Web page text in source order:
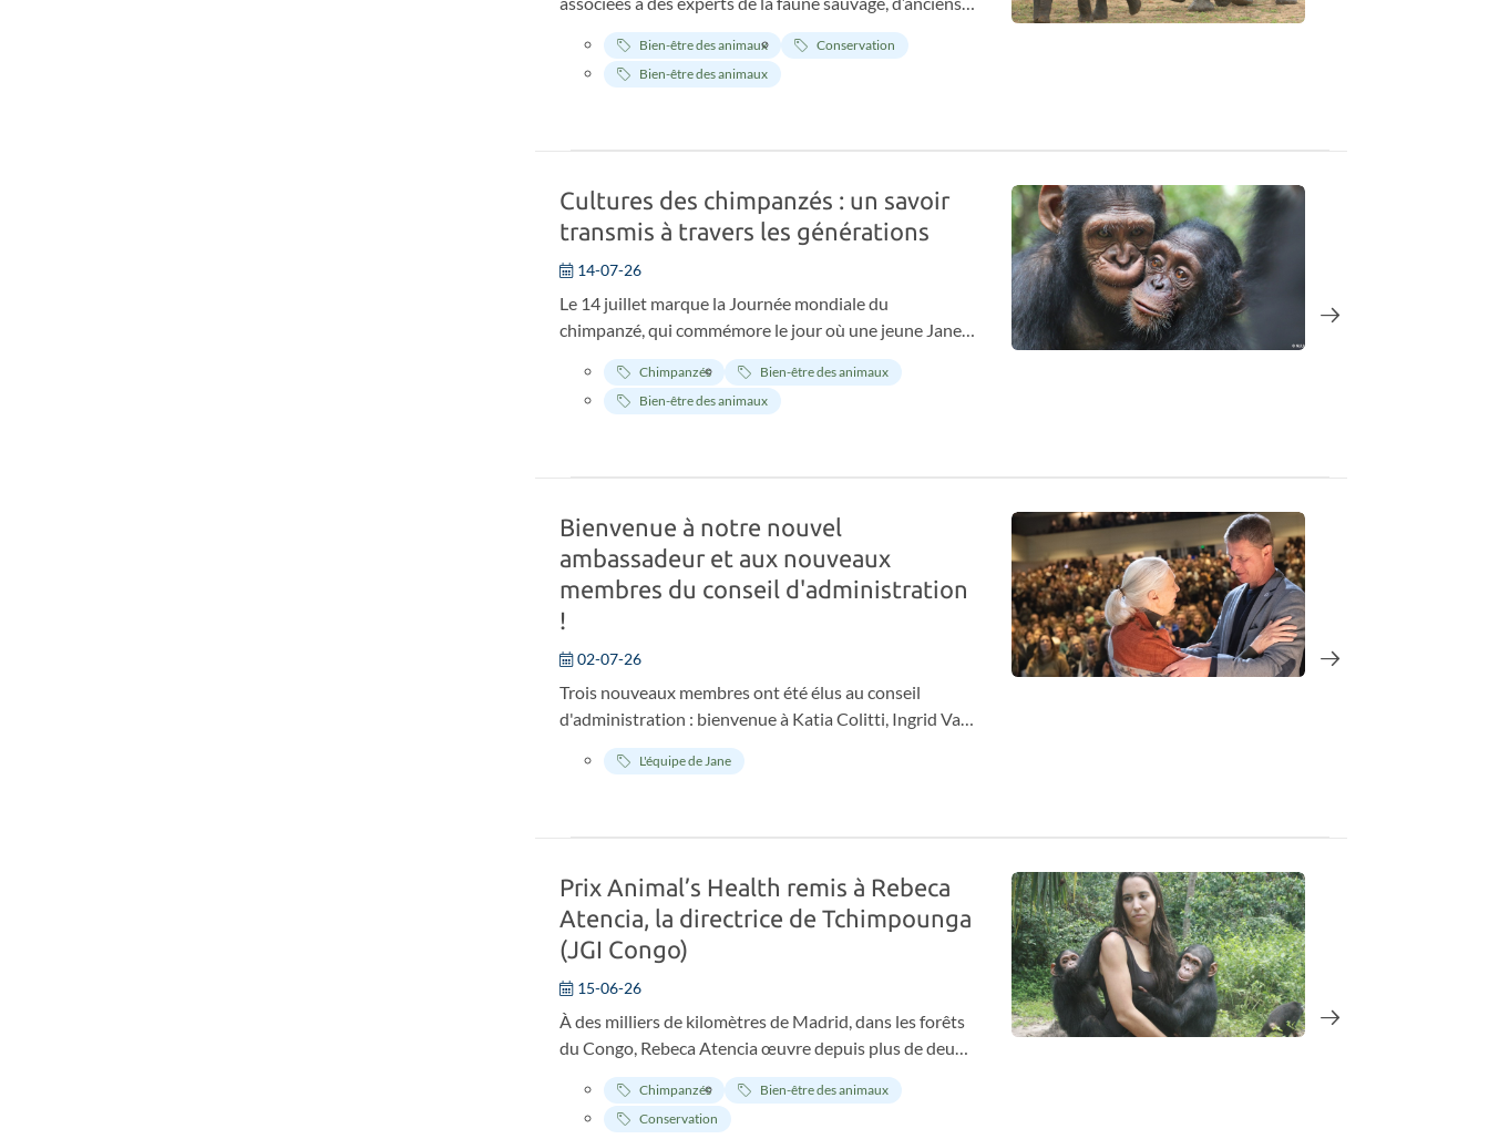
présidents, des dirigeants de communautés africaines,
des chefs religieux et des représentants des peuples
autochtones pour demander à l’ONU d’abolir la chasse
campagne.
Bien-être des animaux
Conservation
Bien-être des animaux
Cultures des chimpanzés : un savoir
transmis à travers les générations
14-07-26
Le 14 juillet marque la Journée mondiale du
chimpanzé, qui commémore le jour où une jeune Jane
Goodall est arrivée pour la première fois à Gombe, en
Tanzanie, en 1960. Plus de 65 ans plus tard, ses
découvertes révolutionnaires continuent de
Chimpanzés
Bien-être des animaux
Bien-être des animaux
Bienvenue à notre nouvel
ambassadeur et aux nouveaux
membres du conseil d'administration
!
02-07-26
Trois nouveaux membres ont été élus au conseil
d'administration : bienvenue à Katia Colitti, Ingrid Van
Loocke et Niels De Waele. Deux membres quittent
leurs fonctions : Juno Hautekiet et Paul Maassen.
L'équipe de Jane
Prix Animal’s Health remis à Rebeca
Atencia, la directrice de Tchimpounga
(JGI Congo)
15-06-26
À des milliers de kilomètres de Madrid, dans les forêts
du Congo, Rebeca Atencia œuvre depuis plus de deux
décennies à la protection des chimpanzés et des
écosystèmes dont ils dépendent. Ce travail de terrain a
été récompensé ce lundi 15 juin lors de la cinquième
Chimpanzés
Bien-être des animaux
Conservation